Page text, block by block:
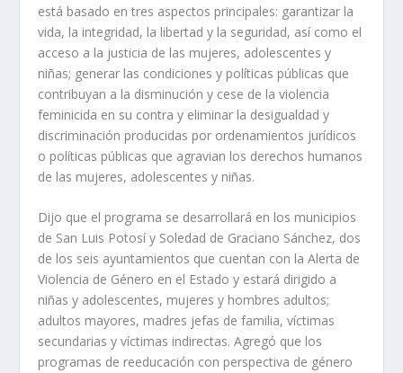
está basado en tres aspectos principales: garantizar la
vida, la integridad, la libertad y la seguridad, así como el
acceso a la justicia de las mujeres, adolescentes y
niñas; generar las condiciones y políticas públicas que
contribuyan a la disminución y cese de la violencia
feminicida en su contra y eliminar la desigualdad y
discriminación producidas por ordenamientos jurídicos
o políticas públicas que agravian los derechos humanos
de las mujeres, adolescentes y niñas.
Dijo que el programa se desarrollará en los municipios
de San Luis Potosí y Soledad de Graciano Sánchez, dos
de los seis ayuntamientos que cuentan con la Alerta de
Violencia de Género en el Estado y estará dirigido a
niñas y adolescentes, mujeres y hombres adultos;
adultos mayores, madres jefas de familia, víctimas
secundarias y víctimas indirectas. Agregó que los
programas de reeducación con perspectiva de género